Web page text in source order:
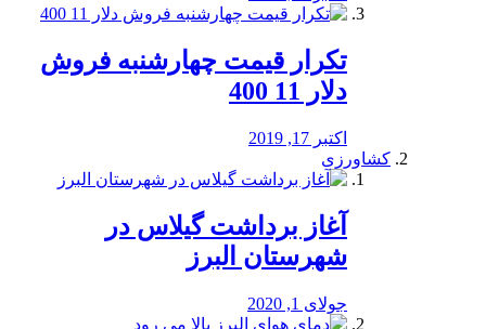
تکرار قیمت چهارشنبه فروش
دلار 11 400
اکتبر 17, 2019
کشاورزی
آغاز برداشت گیلاس در
شهرستان البرز
جولای 1, 2020